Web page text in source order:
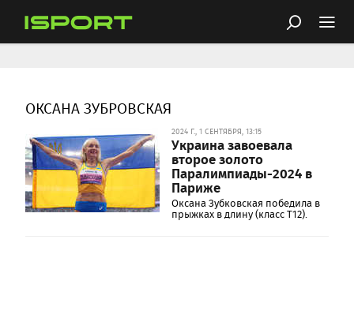
ОКСАНА ЗУБРОВСКАЯ
2024 Г., 1 СЕНТЯБРЯ, 13:15
Украина завоевала
второе золото
Паралимпиады-2024 в
Париже
Оксана Зубковская победила в
прыжках в длину (класс T12).